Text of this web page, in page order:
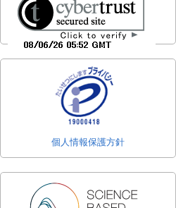
個人情報保護方針